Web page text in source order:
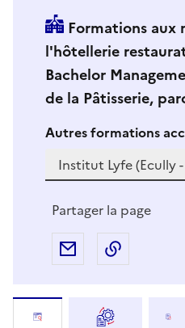
Formations aux
l'hôtellerie
Bachelor
de la Pâtisserie,
Si vous sélectionnez
Autres formations
Partager la page
Partager par e-